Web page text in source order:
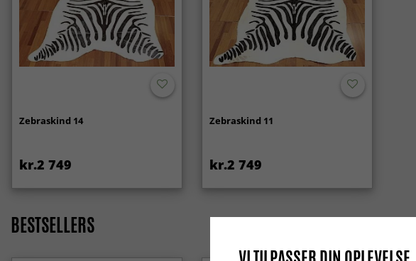
Zebraskind 14
kr.2 749
Zebraskind 11
kr.2 749
BESTSELLERS